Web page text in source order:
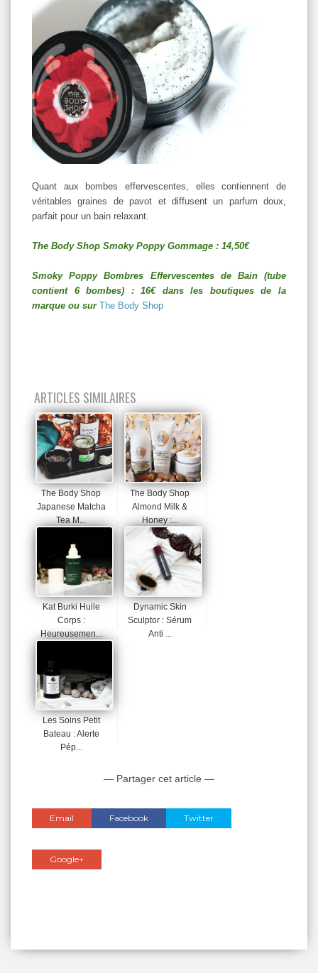
Quant aux bombes effervescentes, elles contiennent de
véritables graines de pavot et diffusent un parfum doux,
parfait pour un bain relaxant.
The Body Shop Smoky Poppy Gommage : 14,50€
Smoky Poppy Bombres Effervescentes de Bain (tube
contient 6 bombes) : 16€ dans les boutiques de la
marque ou sur The Body Shop
ARTICLES SIMILAIRES
The Body Shop
Japanese Matcha
Tea M...
The Body Shop
Almond Milk &
Honey :...
Kat Burki Huile
Corps :
Heureusemen...
Dynamic Skin
Sculptor : Sérum
Anti ...
Les Soins Petit
Bateau : Alerte
Pép...
— Partager cet article —
Email Facebook Twitter
Google+